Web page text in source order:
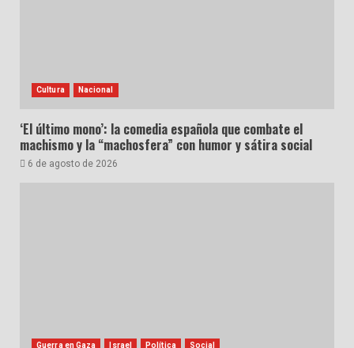
Cultura Nacional
‘El último mono’: la comedia española que combate el
machismo y la “machosfera” con humor y sátira social
6 de agosto de 2026
Guerra en Gaza Israel Política Social